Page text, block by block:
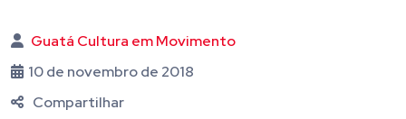
Guatá Cultura em Movimento
10 de novembro de 2018
Compartilhar